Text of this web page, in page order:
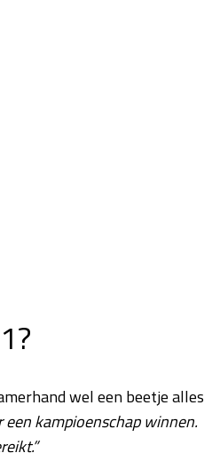
wel een beetje alles
een kampioenschap winnen.